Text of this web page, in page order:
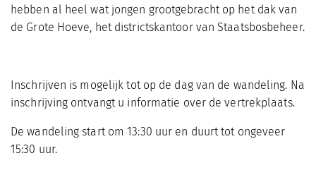
hebben al heel wat jongen grootgebracht op het dak van
de Grote Hoeve, het districtskantoor van Staatsbosbeheer.
Inschrijven is mogelijk tot op de dag van de wandeling. Na
inschrijving ontvangt u informatie over de vertrekplaats.
De wandeling start om 13:30 uur en duurt tot ongeveer
15:30 uur.